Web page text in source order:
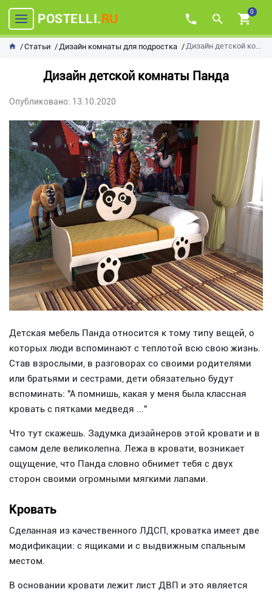
POSTELLI.RU 0
Статьи Дизайн комнаты для подростка Дизайн детской комнаты Панда
Дизайн детской комнаты Панда
Опубликовано: 13.10.2020
Детская мебель Панда относится к тому типу вещей, о
которых люди вспоминают с теплотой всю свою жизнь.
Став взрослыми, в разговорах со своими родителями
или братьями и сестрами, дети обязательно будут
вспоминать: "А помнишь, какая у меня была классная
кровать с пятками медведя ..."
Что тут скажешь. Задумка дизайнеров этой кровати и в
самом деле великолепна. Лежа в кровати, возникает
ощущение, что Панда словно обнимет тебя с двух
сторон своими огромными мягкими лапами.
Кровать
Сделанная из качественного ЛДСП, кроватка имеет две
модификации: с ящиками и с выдвижным спальным
местом.
В основании кровати лежит лист ДВП и это является